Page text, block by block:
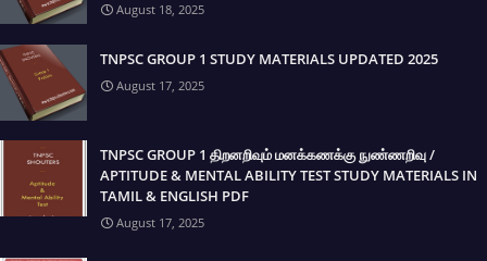
August 18, 2025
TNPSC GROUP 1 STUDY MATERIALS UPDATED 2025
August 17, 2025
TNPSC GROUP 1 திறனறிவும் மனக்கணக்கு நுண்ணறிவு /
APTITUDE & MENTAL ABILITY TEST STUDY MATERIALS IN
TAMIL & ENGLISH PDF
August 17, 2025